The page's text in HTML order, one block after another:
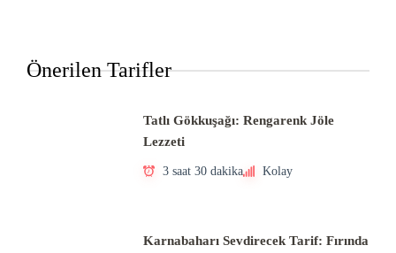
Önerilen Tarifler
Tatlı Gökkuşağı: Rengarenk Jöle
Lezzeti
3 saat 30 dakika Kolay
Karnabaharı Sevdirecek Tarif: Fırında